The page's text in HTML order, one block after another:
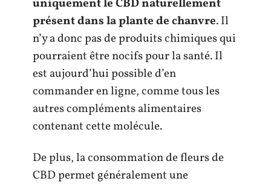
uniquement le CBD naturellement
présent dans la plante de chanvre. Il
n’y a donc pas de produits chimiques qui
pourraient être nocifs pour la santé. Il
est aujourd’hui possible d’en
commander en ligne, comme tous les
autres compléments alimentaires
contenant cette molécule.
De plus, la consommation de fleurs de
CBD permet généralement une